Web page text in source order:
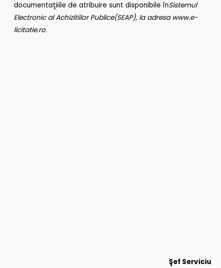
documentaţiiile de atribuire sunt disponibile înSistemul
Electronic al Achizitiilor Publice(SEAP), la adresa www.e-
licitatie.ro.
Şef Serviciu